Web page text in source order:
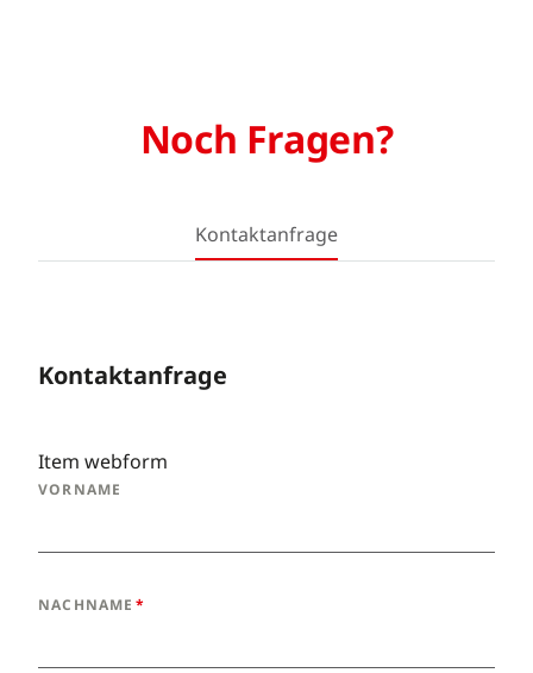
Noch Fragen?
Kontaktanfrage
Kontaktanfrage
Item webform
VORNAME
NACHNAME